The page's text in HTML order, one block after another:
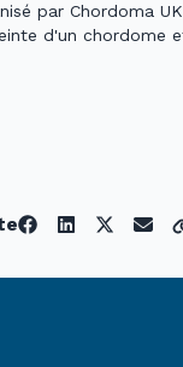
par Chordoma
d'un chordome